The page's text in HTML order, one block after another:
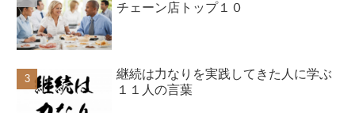
チェーン店トップ１０
継続は力なりを実践してきた人に学ぶ
１１人の言葉